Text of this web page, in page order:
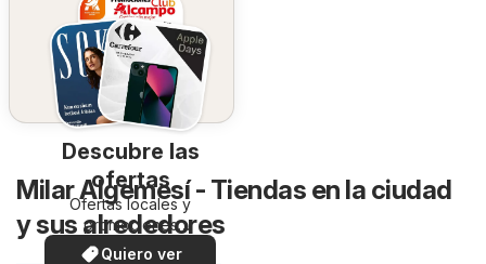
Descubre las
ofertas
Ofertas locales y
promociones
especiales.
Quiero ver
Milar Algemesí - Tiendas en la ciudad
y sus alrededores